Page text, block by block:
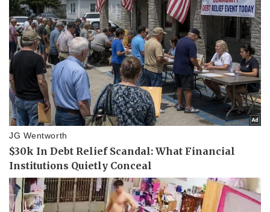
Kinh tế
Bất động sản
Khởi nghiệp
Thị trường
Giá vàng
Tiêu dùng
Tỷ giá
Chứng khoán
Giá cà phê